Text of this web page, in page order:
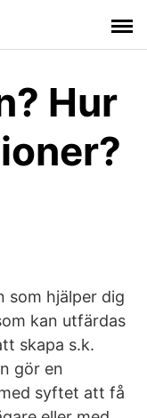
Hur
som hjälper dig
kan utfärdas
skapa s.k.
gör en
syftet att få